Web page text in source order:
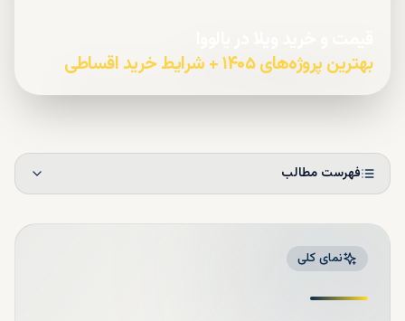
بهترین پروژه‌های ۱۴۰۵ + شرایط خرید اقساطی
فهرست مطالب
نمای کلی